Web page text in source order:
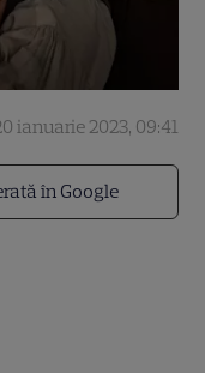
în Google
ianuarie 2023, 09:41